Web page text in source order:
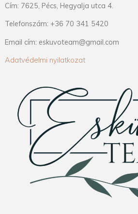
Cím: 7625, Pécs, Hegyalja utca 4.
Telefonszám: +36 70 341 5420
Email cím: eskuvoteam@gmail.com
Adatvédelmi nyilatkozat